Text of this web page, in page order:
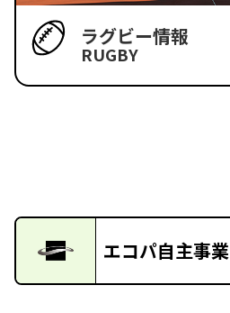
ラグビー情報
RUGBY
エコパ自主事業